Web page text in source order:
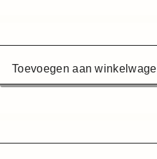
Toevoegen aan